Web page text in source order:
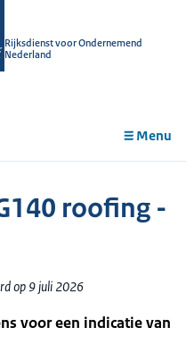
Rijksdienst voor Ondernemend
Nederland
Menu
roofing -
op 9 juli 2026
voor een indicatie van